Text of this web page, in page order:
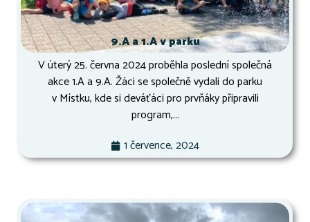
9.A a 1.A v parku
V úterý 25. června 2024 proběhla poslední společná
akce 1.A a 9.A. Žáci se společně vydali do parku
v Místku, kde si deváťáci pro prvňáky připravili
program,...
1 července, 2024